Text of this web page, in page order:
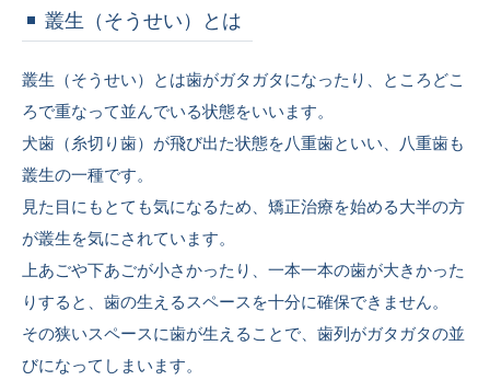
叢生（そうせい）とは
叢生（そうせい）とは歯がガタガタになったり、ところどこ
ろで重なって並んでいる状態をいいます。
犬歯（糸切り歯）が飛び出た状態を八重歯といい、八重歯も
叢生の一種です。
見た目にもとても気になるため、矯正治療を始める大半の方
が叢生を気にされています。
上あごや下あごが小さかったり、一本一本の歯が大きかった
りすると、歯の生えるスペースを十分に確保できません。
その狭いスペースに歯が生えることで、歯列がガタガタの並
びになってしまいます。